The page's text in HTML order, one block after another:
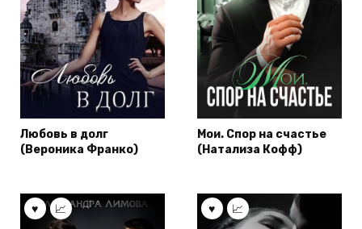
Любовь в долг
(Вероника Франко)
Мои. Спор на счастье
(Натализа Кофф)